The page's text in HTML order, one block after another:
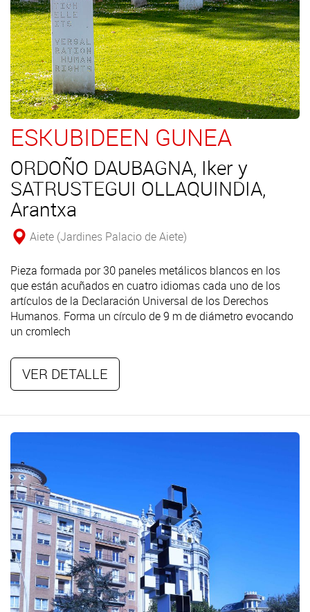
ESKUBIDEEN GUNEA
ORDOÑO DAUBAGNA, Iker y
SATRUSTEGUI OLLAQUINDIA,
Arantxa
Aiete (Jardines Palacio de Aiete)
Pieza formada por 30 paneles metálicos blancos en los
que están acuñados en cuatro idiomas cada uno de los
artículos de la Declaración Universal de los Derechos
Humanos. Forma un círculo de 9 m de diámetro evocando
un cromlech
VER DETALLE